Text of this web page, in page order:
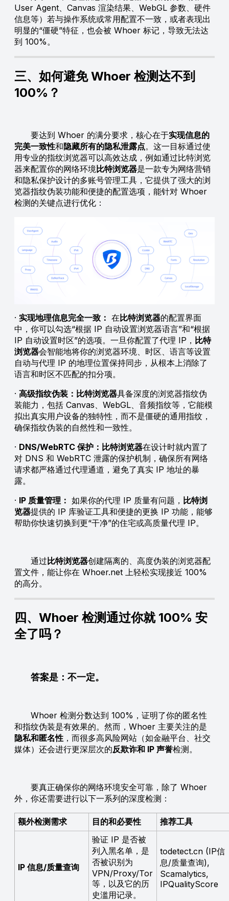
User Agent、Canvas 渲染结果、WebGL 参数、硬件
信息等）若与操作系统或常用配置不一致，或者表现出
明显的“僵硬”特征，也会被 Whoer 标记，导致无法达
到 100%。
三、如何避免 Whoer 检测达不到
100%？
要达到 Whoer 的满分要求，核心在于实现信息的
完美一致性和隐藏所有的隐私泄露点。这一目标通过使
用专业的指纹浏览器可以高效达成，例如通过比特浏览
器来配置你的网络环境比特浏览器是一款专为网络营销
和隐私保护设计的多账号管理工具，它提供了强大的浏
览器指纹伪装功能和便捷的配置选项，能针对 Whoer
检测的关键点进行优化：
· 实现地理信息完全一致： 在比特浏览器的配置界面
中，你可以勾选“根据 IP 自动设置浏览器语言”和“根据
IP 自动设置时区”的选项。一旦你配置了代理 IP， 比特
浏览器会智能地将你的浏览器环境、时区、语言等设置
自动与代理 IP 的地理位置保持同步，从根本上消除了
语言和时区不匹配的扣分项。
· 高级指纹伪装：比特浏览器具备深度的浏览器指纹伪
装能力，包括 Canvas、WebGL、音频指纹等，它能模
拟出真实用户设备的独特性，而不是僵硬的通用指纹，
确保指纹伪装的自然性和一致性。
· DNS/WebRTC 保护：比特浏览器在设计时就内置了
对 DNS 和 WebRTC 泄露的保护机制，确保所有网络
请求都严格通过代理通道，避免了真实 IP 地址的暴
露。
· IP 质量管理： 如果你的代理 IP 质量有问题， 比特浏
览器提供的 IP 库验证工具和便捷的更换 IP 功能，能够
帮助你快速切换到更“干净”的住宅或高质量代理 IP。
通过比特浏览器创建隔离的、高度伪装的浏览器配
置文件，能让你在 Whoer.net 上轻松实现接近 100%
的高分。
四、Whoer 检测通过你就 100% 安
全了吗？
答案是：不一定。
Whoer 检测分数达到 100%，证明了你的匿名性
和指纹伪装是有效果的。然而，Whoer 主要关注的是
隐私和匿名性 ，而很多高风险网站（如金融平台、社交
媒体）还会进行更深层次的反欺诈和 IP 声誉检测。
要真正确保你的网络环境安全可靠，除了 Whoer
外，你还需要进行以下一系列的深度检测：
额外检测需求 目的和必要性 推荐工具
IP 信息/质量查询
验证 IP 是否被
列入黑名单，是
否被识别为
VPN/Proxy/Tor
等，以及它的历
史滥用记录。
todetect.cn (IP信
息/质量查询),
Scamalytics,
IPQualityScore